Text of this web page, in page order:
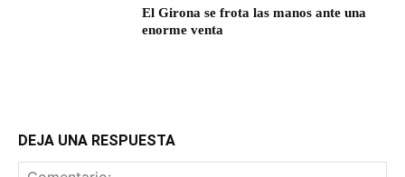
El Girona se frota las manos ante una
enorme venta
DEJA UNA RESPUESTA